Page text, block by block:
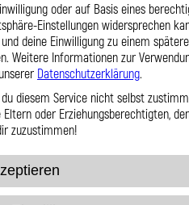
oder auf Basis eines
Einstellungen widersprechen
deine Einwilligung zu einem
Weitere Informationen zur
Datenschutzerklärung.
diesem Service nicht selbst
oder Erziehungsberechtigten,
zuzustimmen!